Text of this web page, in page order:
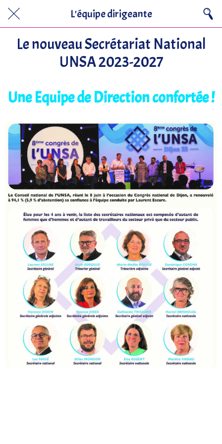
L'équipe dirigeante
Le nouveau Secrétariat National
UNSA 2023-2027
Une Equipe de Direction confortée !